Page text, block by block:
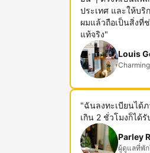
ประเทศ และให้บ
ผมแล้วถือเป็นสิ่งที่
แท้จริง"
Louis
"ฉันลงทะเบียนได้
เกิน 2 ชั่วโมงก็ได้
Parley
ผู้ดูแลที่พั